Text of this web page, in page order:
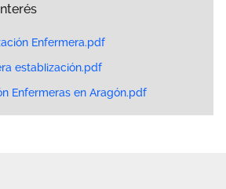
Enfermera.pdf
establización.pdf
Enfermeras en Aragón.pdf